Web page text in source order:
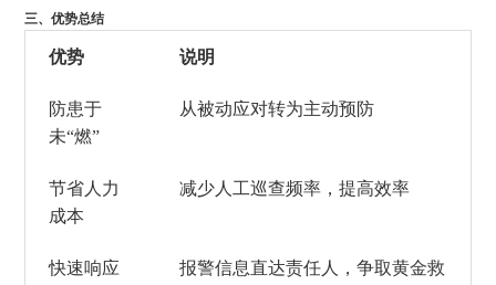
三、 优势总结
优势 说明
防患于
未“燃”
从被动应对转为主动预防
节省人力
成本
减少人工巡查频率，提高效率
快速响应
报警信息直达责任人，争取黄金救